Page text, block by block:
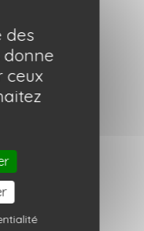
des
donne
ceux